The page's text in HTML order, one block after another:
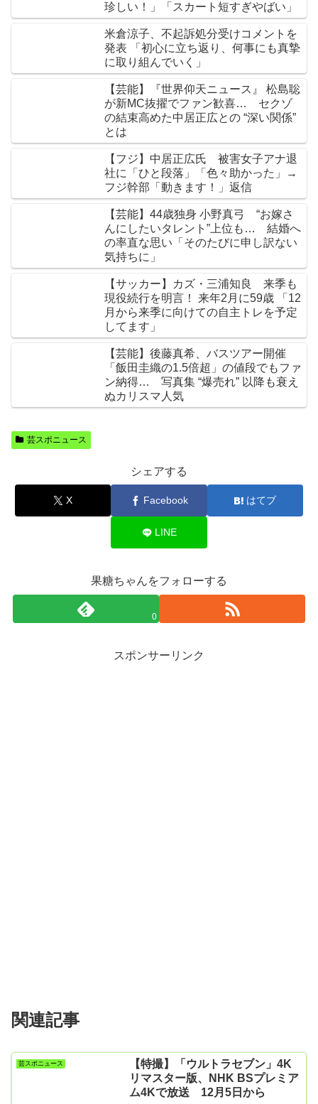
珍しい！」「スカート短すぎやばい」
米倉涼子、不起訴処分受けコメントを
発表 「初心に立ち返り、何事にも真摯
に取り組んでいく」
【芸能】『世界仰天ニュース』 松島聡
が新MC抜擢でファン歓喜… セクゾ
の結束高めた中居正広との “深い関係”
とは
【フジ】中居正広氏 被害女子アナ退
社に「ひと段落」「色々助かった」→
フジ幹部「動きます！」返信
【芸能】44歳独身 小野真弓 “お嫁さ
んにしたいタレント”上位も… 結婚へ
の率直な思い「そのたびに申し訳ない
気持ちに」
【サッカー】カズ・三浦知良 来季も
現役続行を明言！ 来年2月に59歳 「12
月から来季に向けての自主トレを予定
してます」
【芸能】後藤真希、バスツアー開催
「飯田圭織の1.5倍超」の値段でもファ
ン納得… 写真集 “爆売れ” 以降も衰え
ぬカリスマ人気
芸スポニュース
シェアする
X Facebook はてブ
LINE
果糖ちゃんをフォローする
0
スポンサーリンク
関連記事
芸スポニュース
【特撮】「ウルトラセブン」4K
リマスター版、NHK BSプレミア
ム4Kで放送 12月5日から